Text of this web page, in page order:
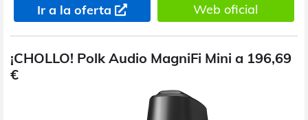
Ir a la oferta Web oficial
¡CHOLLO! Polk Audio MagniFi Mini a 196,69
€